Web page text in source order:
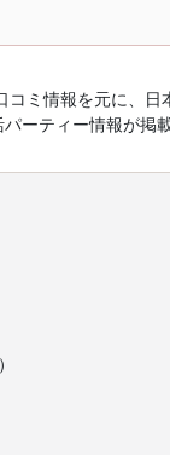
ミ情報を元に、
ーティー情報が
）